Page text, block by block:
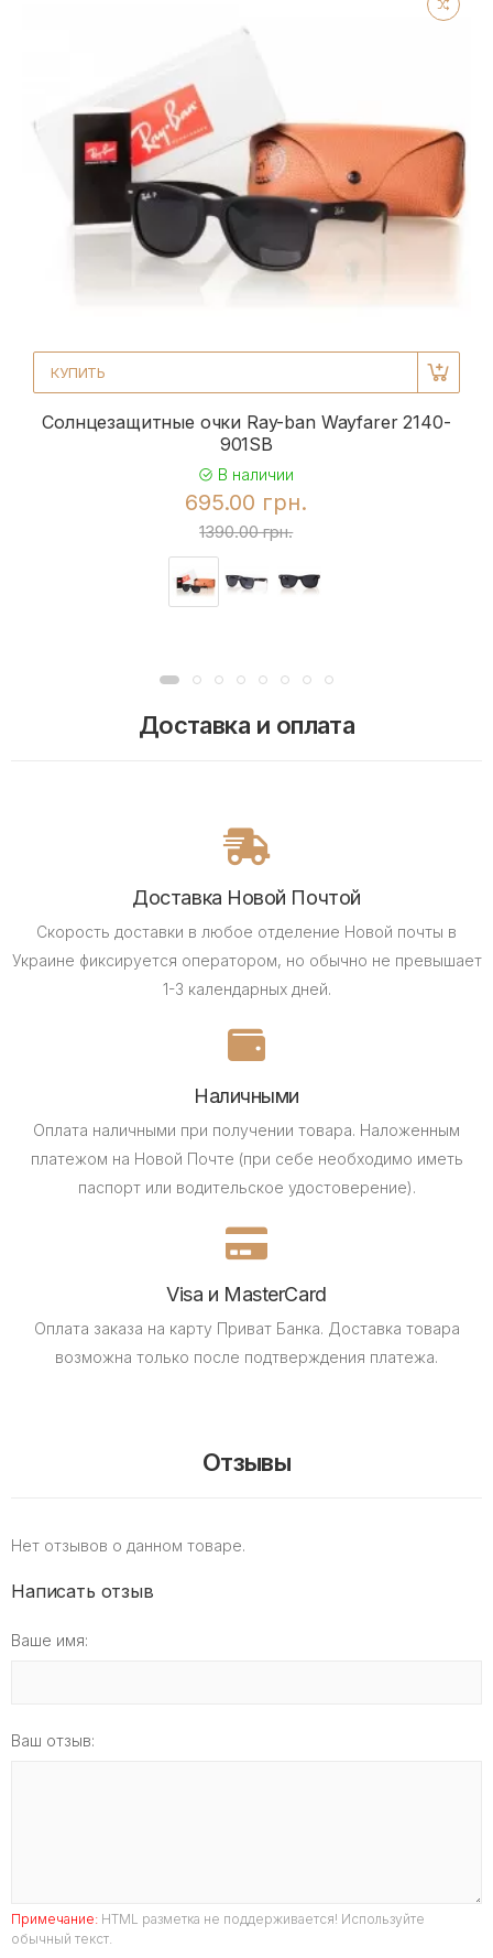
КУПИТЬ
Солнцезащитные очки Ray-ban Wayfarer 2140-
901SB
В наличии
695.00 грн.
1390.00 грн.
Доставка и оплата
Доставка Новой Почтой
Скорость доставки в любое отделение Новой почты в
Украине фиксируется оператором, но обычно не превышает
1-3 календарных дней.
Наличными
Оплата наличными при получении товара. Наложенным
платежом на Новой Почте (при себе необходимо иметь
паспорт или водительское удостоверение).
Visa и MasterCard
Оплата заказа на карту Приват Банка. Доставка товара
возможна только после подтверждения платежа.
Отзывы
Нет отзывов о данном товаре.
Написать отзыв
Ваше имя:
Ваш отзыв:
Примечание: HTML разметка не поддерживается! Используйте
обычный текст.